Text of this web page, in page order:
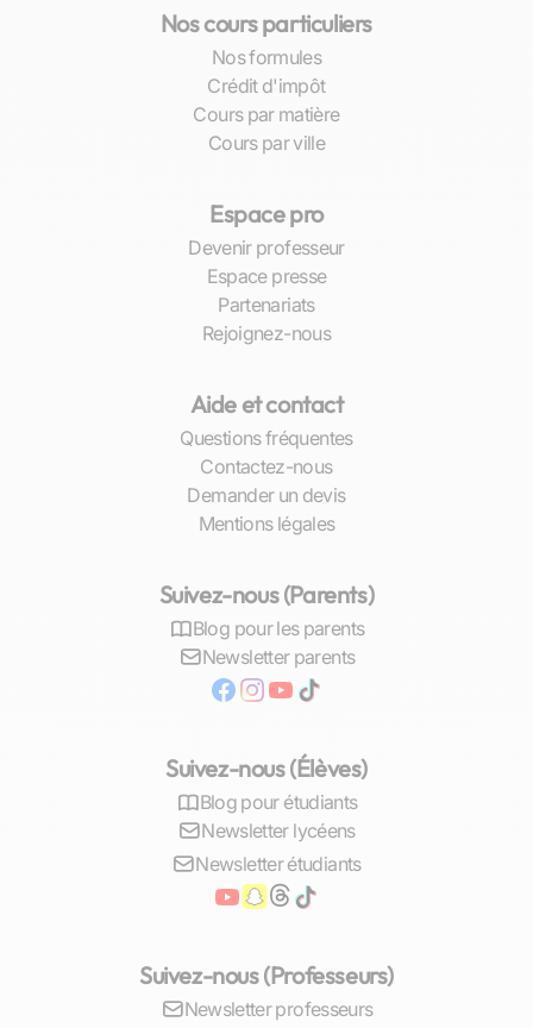
soutien scolaire dans votre quotidien sans
perturber vos autres activités. De plus, cette
adaptabilité se manifeste aussi dans le contenu
même des cours : qu’il s’agisse de préparer un
examen spécifique ou d’améliorer ses
compétences rédactionnelles, nos professeurs
Cours disponibles en présentiel ou via
plateformes numériques.
Possibilités d’apprentissage étendues :
français académique, professionnel ou
thématique (médical, diplomatique...).
long de l’année scolaire.
Nos cours particuliers offrent ainsi une
approche complètequi va bien au-delà du
simple apprentissage linguistique ; ils
constituent une véritable passerelle vers
tous les Marseillais désireux d’accroître leur
maîtrise du français.
Comment trouver des cours particuliers
de français à Marseille
Les plateformes en ligne et les annonces locales
professeur idéal
pour des cours
particuliers de français à Marseille devient aisée
grâce aux ressources numériques et
communautaires. Les plateformes en ligne,
où il est aisé de comparer les profils
d’enseignants, leurs méthodes pédagogiques et
leurs tarifs. Vous pouvez consulter les avis
Nos cours particuliers
Nos formules
Crédit d'impôt
Cours par matière
Cours par ville
Espace pro
Devenir professeur
Espace presse
Partenariats
Rejoignez-nous
Aide et contact
Questions fréquentes
Contactez-nous
Demander un devis
Mentions légales
Suivez-nous (Parents)
Blog pour les parents
Newsletter parents
Suivez-nous (Élèves)
Blog pour étudiants
Newsletter lycéens
Newsletter étudiants
Suivez-nous (Professeurs)
Newsletter professeurs